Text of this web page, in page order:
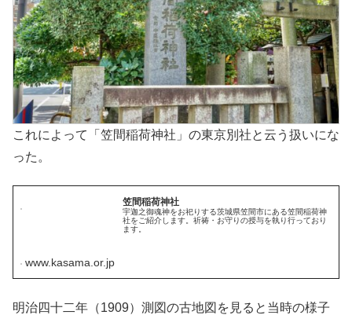
これによって「笠間稲荷神社」の東京別社と云う扱いにな
った。
笠間稲荷神社
宇迦之御魂神をお祀りする茨城県笠間市にある笠間稲荷神
社をご紹介します。祈祷・お守りの授与を執り行っており
ます。
www.kasama.or.jp
明治四十二年（1909）測図の古地図を見ると当時の様子